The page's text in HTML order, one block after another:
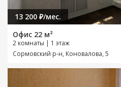
13 200 ₽/мес.
Офис 22 м²
2 комнаты | 1 этаж
Сормовский р-н, Коновалова, 5